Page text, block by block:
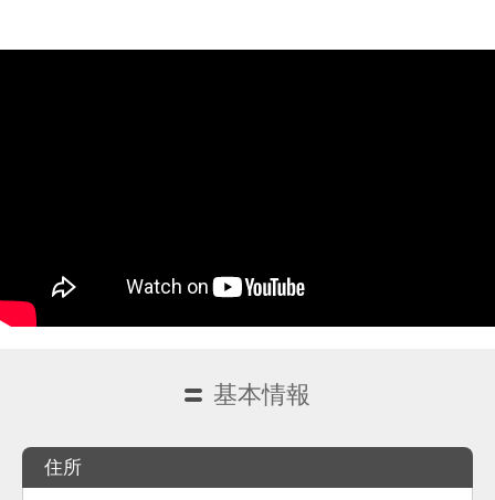
基本情報
住所